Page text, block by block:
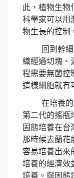
此，植物生物
科學家可以用
物生長的控制
回到幹
織經過切塊、
程需要無菌控
這樣細胞就有
在培養
第二代的搖瓶
固態培養在台
那時候去蘭花
容易培養出來
培養的經濟效
培養。與固態